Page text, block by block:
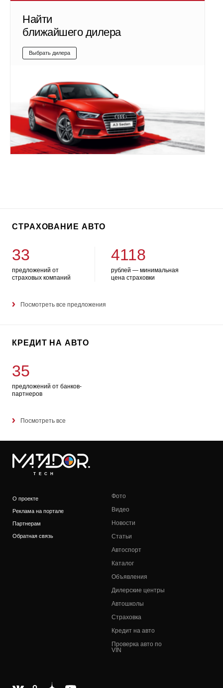
Найти
ближайшего дилера
Выбрать дилера
СТРАХОВАНИЕ АВТО
33
предложений от
страховых компаний
4118
рублей — минимальная
цена страховки
Посмотреть все предложения
КРЕДИТ НА АВТО
35
предложений от банков-
партнеров
Посмотреть все
TECH
О проекте
Реклама на портале
Партнерам
Обратная связь
Фото
Видео
Новости
Статьи
Автоспорт
Каталог
Объявления
Дилерские центры
Автошколы
Страховка
Кредит на авто
Проверка авто по
VIN